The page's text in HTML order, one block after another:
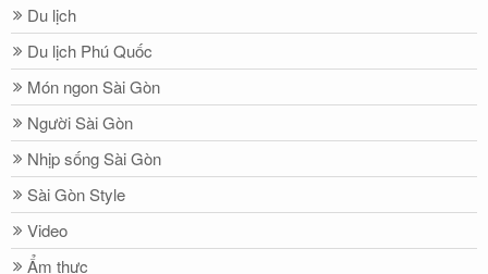
Du lịch
Du lịch Phú Quốc
Món ngon Sài Gòn
Người Sài Gòn
Nhịp sống Sài Gòn
Sài Gòn Style
Video
Ẩm thực